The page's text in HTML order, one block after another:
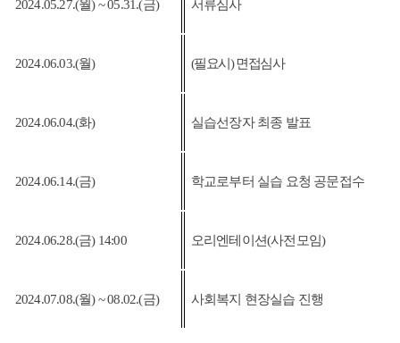
2024.05.27.(월) ~ 05.31.(금) 서류심사
2024.06.03.(월) (필요시 )면접심사
2024.06.04.(화) 실습선장자 최종 발표
2024.06.14.(금) 학교로부터 실습 요청 공문접수
2024.06.28.(금) 14:00 오리엔테이션(사전모임)
2024.07.08.(월) ~ 08.02.(금) 사회복지 현장실습 진행